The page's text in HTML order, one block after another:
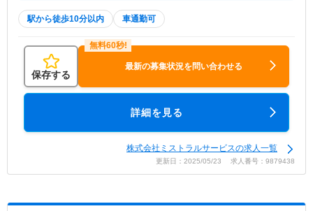
駅から徒歩10分以内 車通勤可
保存する
最新の募集状況を問い合わせる
詳細を見る
株式会社ミストラルサービスの求人一覧
更新日：2025/05/23 求人番号：9879438